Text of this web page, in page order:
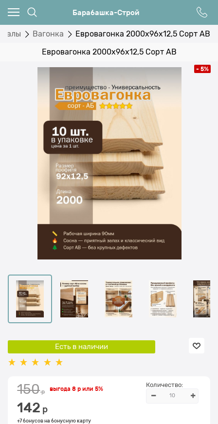
Барабашка-Строй
Вагонка Евровагонка 2000х96х12,5 Сорт АВ
Евровагонка 2000х96х12,5 Сорт АВ
- 5%
Есть в наличии
150 р
142 р
выгода 8 рили 5%
+7 бонусов на бонусную карту
Количество: